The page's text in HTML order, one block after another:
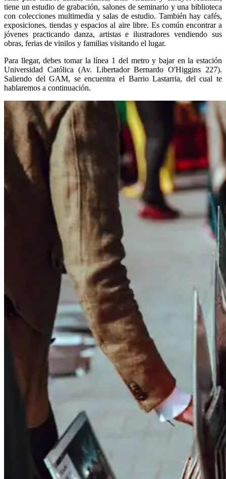
tiene un estudio de grabación, salones de seminario y una biblioteca
con colecciones multimedia y salas de estudio. También hay cafés,
exposiciones, tiendas y espacios al aire libre. Es común encontrar a
jóvenes practicando danza, artistas e ilustradores vendiendo sus
obras, ferias de vinilos y familias visitando el lugar.
Para llegar, debes tomar la línea 1 del metro y bajar en la estación
Universidad Católica (Av. Libertador Bernardo O'Higgins 227).
Saliendo del GAM, se encuentra el Barrio Lastarria, del cual te
hablaremos a continuación.